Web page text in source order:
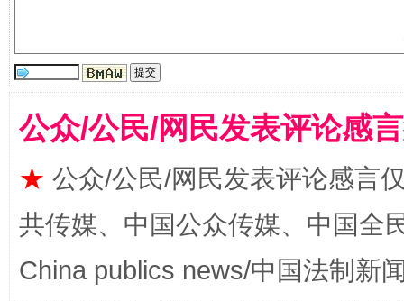
受贿1.44亿！段成刚被判无期 从幼
公众/公民/网民发表评论感
★ 公众/公民/网民发表评论感言
共传媒、中国公众传媒、中国全
China publics news/中国法制新